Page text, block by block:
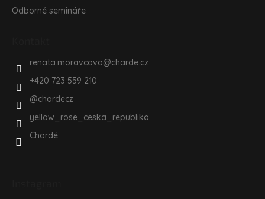
Odborné semináře
renata.moravcova@charde.cz
+420 723 559 210
@chardecz
yellow_rose_ceska_republika
Chardé